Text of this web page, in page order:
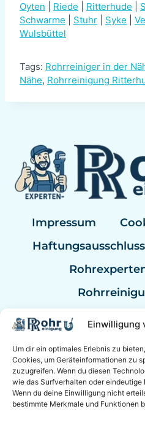
Einwilligung
Um dir ein optimales Erlebnis zu
Cookies, um Geräteinformationen zu
zuzugreifen. Wenn du diesen
wie das Surfverhalten oder eindeutige
Wenn du deine Einwilligung nicht
bestimmte Merkmale und Funktionen
Oyten
Riede Ritterhude
Schwarme
Stuhr Syke
Wulsbüttel
Tags: Rohrreiniger in der
Nähe, Rohrreinigung
Impressum
Haftungsausschluss